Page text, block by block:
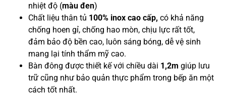
nhiệt độ (màu đen)
Chất liệu thân tủ 100% inox cao cấp, có khả năng
chống hoen gỉ, chống hao mòn, chịu lực rất tốt,
đảm bảo độ bền cao, luôn sáng bóng, dễ vệ sinh
mang lại tính thẩm mỹ cao.
Bàn đông được thiết kế với chiều dài 1,2m giúp lưu
trữ cũng như bảo quản thực phẩm trong bếp ăn một
cách tốt nhất.